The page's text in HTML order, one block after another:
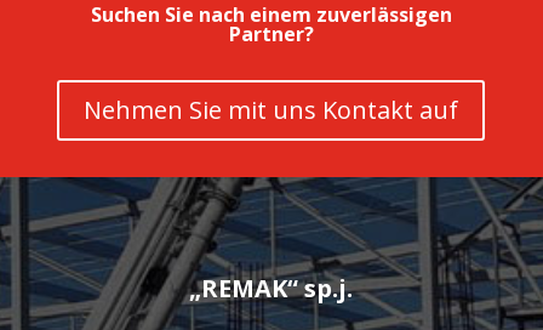
Suchen Sie nach einem zuverlässigen
Partner?
Nehmen Sie mit uns Kontakt auf
„REMAK“ sp.j.